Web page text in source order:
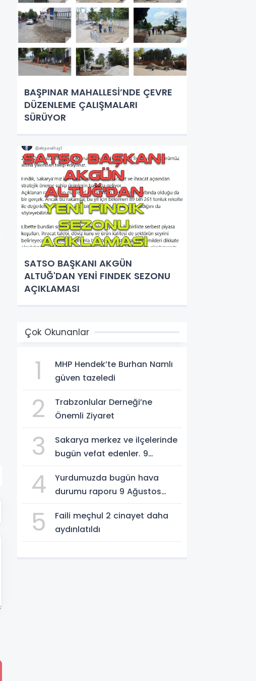
BAŞPINAR MAHALLESİ’NDE ÇEVRE
DÜZENLEME ÇALIŞMALARI
SÜRÜYOR
SATSO BAŞKANI AKGÜN
ALTUĞ'DAN YENİ FINDEK SEZONU
AÇIKLAMASI
Çok Okunanlar
1
MHP Hendek’te Burhan Namlı
güven tazeledi
2
Trabzonlular Derneği’ne
Önemli Ziyaret
3
Sakarya merkez ve ilçelerinde
bugün vefat edenler. 9
4
Yurdumuzda bugün hava
durumu raporu 9 Ağustos
5
Faili meçhul 2 cinayet daha
aydınlatıldı